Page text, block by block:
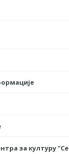
за културу